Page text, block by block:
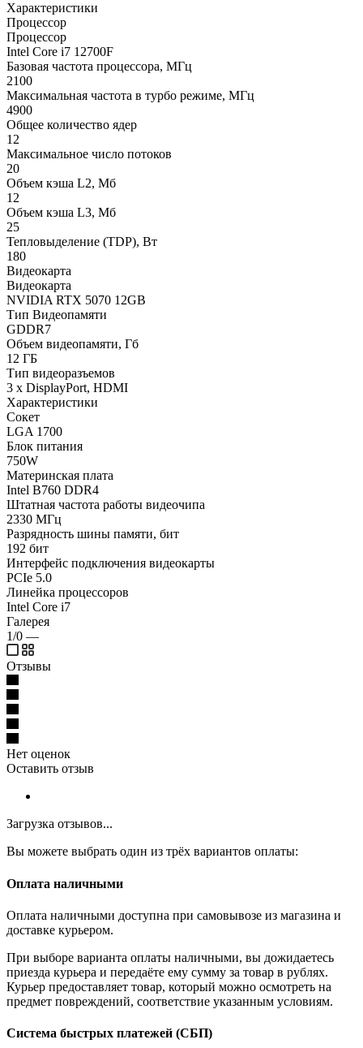
Характеристики
Процессор
Процессор
Intel Core i7 12700F
Базовая частота процессора, МГц
2100
Максимальная частота в турбо режиме, МГц
4900
Общее количество ядер
12
Максимальное число потоков
20
Объем кэша L2, Мб
12
Объем кэша L3, Мб
25
Тепловыделение (TDP), Вт
180
Видеокарта
Видеокарта
NVIDIA RTX 5070 12GB
Тип Видеопамяти
GDDR7
Объем видеопамяти, Гб
12 ГБ
Тип видеоразъемов
3 x DisplayPort, HDMI
Характеристики
Сокет
LGA 1700
Блок питания
750W
Материнская плата
Intel B760 DDR4
Штатная частота работы видеочипа
2330 МГц
Разрядность шины памяти, бит
192 бит
Интерфейс подключения видеокарты
PCIe 5.0
Линейка процессоров
Intel Core i7
Галерея
1/0 —
Отзывы
Нет оценок
Оставить отзыв
Загрузка отзывов...
Вы можете выбрать один из трёх вариантов оплаты:
Оплата наличными
Оплата наличными доступна при самовывозе из магазина и
доставке курьером.
При выборе варианта оплаты наличными, вы дожидаетесь
приезда курьера и передаёте ему сумму за товар в рублях.
Курьер предоставляет товар, который можно осмотреть на
предмет повреждений, соответствие указанным условиям.
Система быстрых платежей (СБП)